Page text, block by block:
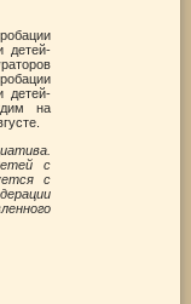
детей-
детей-
на
с
с